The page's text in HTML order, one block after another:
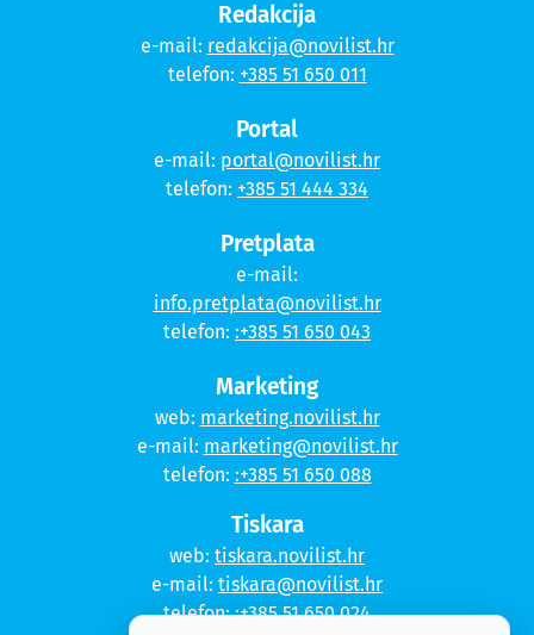
Redakcija
e-mail: redakcija@novilist.hr
telefon: +385 51 650 011
Portal
e-mail: portal@novilist.hr
telefon: +385 51 444 334
Pretplata
e-mail:
info.pretplata@novilist.hr
telefon: :+385 51 650 043
Marketing
web: marketing.novilist.hr
e-mail: marketing@novilist.hr
telefon: :+385 51 650 088
Tiskara
web: tiskara.novilist.hr
e-mail: tiskara@novilist.hr
telefon::+385 51 650 024